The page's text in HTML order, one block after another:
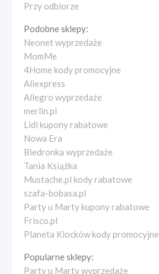
Przy odbiorze
Podobne sklepy:
Neonet wyprzedaże
MomMe
4Home kody promocyjne
Aliexpress
Allegro wyprzedaże
merlin.pl
Lidl kupony rabatowe
Nowa Era
Biedronka wyprzedaże
Tania Książka
Mustache.pl kody rabatowe
szafa-bobasa.pl
Party u Marty kupony rabatowe
Frisco.pl
Planeta Klocków kody promocyjne
Popularne sklepy:
Party u Marty wyprzedaże